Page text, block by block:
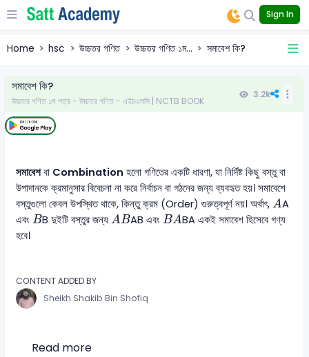
Sign In
Home hsc উচ্চতর গণিত উচ্চতর গণিত ১ম... সমাবেশ কি?
সমাবেশ কি?
উচ্চতর গণিত ১ম পত্র - উচ্চতর গণিত - এইচএসসি | NCTB BOOK
3.2k
সমাবেশবা Combination হলো গণিতের একটি ধারণা, যা নির্দিষ্ট কিছু বস্তু বা
উপাদানকে ক্রমানুসার বিবেচনা না করে নির্বাচন বা গঠনের জন্য ব্যবহৃত হয়। সমাবেশে
বস্তুগুলো কেবল উপস্থিত থাকে, কিন্তু ক্রম (Order) গুরুত্বপূর্ণ নয়। অর্থাৎ,A
AA
এবংB
BB দুইটি বস্তুর জন্যAB
AB AB এবংBA
BA BA একই সমাবেশ হিসেবে গণ্য
হবে।
CONTENT ADDED BY
Sheikh Shakib Bin Shofiq
Read more